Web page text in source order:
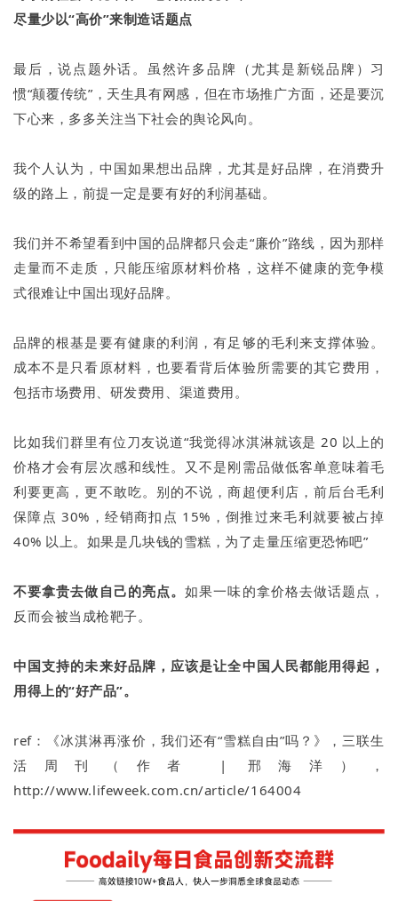
尽量少以“高价”来制造话题点
最后，说点题外话。虽然许多品牌（尤其是新锐品牌）习
惯“颠覆传统”，天生具有网感，但在市场推广方面，还是要沉
下心来，多多关注当下社会的舆论风向。
我个人认为，中国如果想出品牌，尤其是好品牌，在消费升
级的路上，前提一定是要有好的利润基础。
我们并不希望看到中国的品牌都只会走“廉价”路线，因为那样
走量而不走质，只能压缩原材料价格，这样不健康的竞争模
式很难让中国出现好品牌。
品牌的根基是要有健康的利润，有足够的毛利来支撑体验。
成本不是只看原材料，也要看背后体验所需要的其它费用，
包括市场费用、研发费用、渠道费用。
比如我们群里有位刀友说道“我觉得冰淇淋就该是 20 以上的
价格才会有层次感和线性。又不是刚需品做低客单意味着毛
利要更高，更不敢吃。别的不说，商超便利店，前后台毛利
保障点 30%，经销商扣点 15%，倒推过来毛利就要被占掉
40% 以上。如果是几块钱的雪糕，为了走量压缩更恐怖吧”
不要拿贵去做自己的亮点。如果一味的拿价格去做话题点，
反而会被当成枪靶子。
中国支持的未来好品牌，应该是让全中国人民都能用得起，
用得上的“好产品”。
ref：《冰淇淋再涨价，我们还有“雪糕自由”吗？》，三联生
活周刊（作者 | 邢海洋），
http://www.lifeweek.com.cn/article/164004